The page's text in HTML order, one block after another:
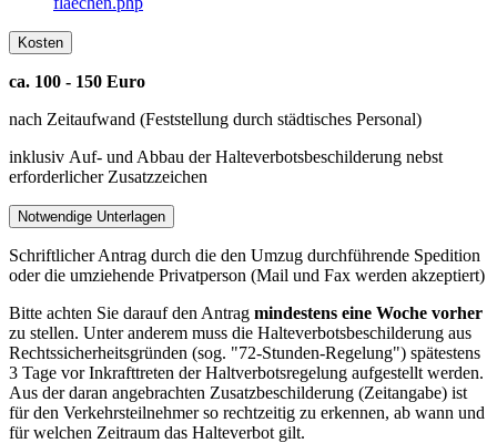
Kosten
ca. 100 - 150 Euro
nach Zeitaufwand (Feststellung durch städtisches Personal)
inklusiv Auf- und Abbau der Halteverbotsbeschilderung nebst
erforderlicher Zusatzzeichen
Notwendige Unterlagen
Schriftlicher Antrag durch die den Umzug durchführende Spedition
oder die umziehende Privatperson (Mail und Fax werden akzeptiert)
Bitte achten Sie darauf den Antrag mindestens eine Woche vorher
zu stellen. Unter anderem muss die Halteverbotsbeschilderung aus
Rechtssicherheitsgründen (sog. "72-Stunden-Regelung") spätestens
3 Tage vor Inkrafttreten der Haltverbotsregelung aufgestellt werden.
Aus der daran angebrachten Zusatzbeschilderung (Zeitangabe) ist
für den Verkehrsteilnehmer so rechtzeitig zu erkennen, ab wann und
für welchen Zeitraum das Halteverbot gilt.